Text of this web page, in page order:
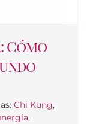
Cómo
Chi Kung,
,